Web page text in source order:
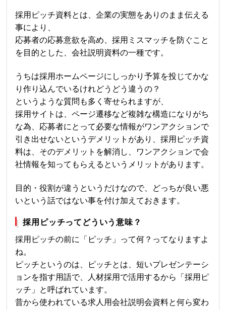
採用ピッチ資料とは、企業の実態をありのまま伝える
事により、
応募者の応募意欲を高め、採用ミスマッチを防ぐこと
を目的とした、会社説明資料の一種です。
うちは採用ホームページにしっかり予算を投じてかな
り作り込んでいるけれどうどう違うの？
というような質問も多く寄せられますが、
採用サイトは、ページ遷移など複雑な構造になりがち
な為、応募者にとって必要な情報がワンアクションで
引き出せないというデメリットがあり、採用ピッチ資
料は、そのデメリットを解消し、ワンアクションで会
社情報を知ってもらえるというメリットがあります。
目的・役割が違うというだけなので、どっちが良い悪
いという話ではない事を付け加えておきます。
採用ピッチってどういう意味？
採用ピッチの前に「ピッチ」って何？ってなりますよ
ね。
ピッチというのは、ピッチとは、短いプレゼンテーシ
ョンを指す用語で、人材採用で活用するから「採用ピ
ッチ」と呼ばれています。
昔から使われている求人用会社説明会資料と何ら変わ